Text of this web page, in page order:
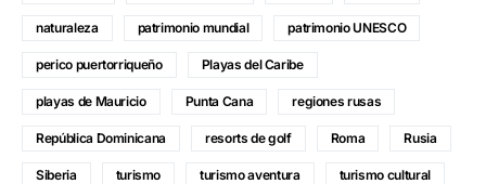
naturaleza patrimonio mundial patrimonio UNESCO
perico puertorriqueño Playas del Caribe
playas de Mauricio Punta Cana regiones rusas
República Dominicana resorts de golf Roma Rusia
Siberia turismo turismo aventura turismo cultural